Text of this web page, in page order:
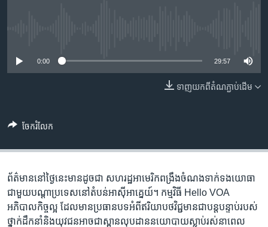
រំលង​
កាន់​
ស្វែង​
0:00 29:57
ទាញ​យក​ពី​តំណភ្ជាប់​ដើម
ចែករំលែក
ព័ត៌មាន​នៅ​ថ្ងៃនេះ​មាន​ដូចជា សហរដ្ឋ​អាមេរិក​ពង្រឹង​ចំណងទាក់ទង​យោធា​
ជាមួយ​បណ្តា​ប្រទេស​​នៅ​តំបន់​អាស៊ី​អាគ្នេយ៍។ កម្មវិធី Hello VOA
អភិបាលកិច្ចល្អ ដែល​មាន​ប្រធានបទ​អំពី​ឥរិយាបថវិជ្ជមាន​ជាបន្តបន្ទាប់​របស់
ថ្នាក់ដឹកនាំនិង​យុវជន​អាច​ជា​ស្ពាន​លុបដាន​នយោបាយ​ស្លាប់រស់​នាពេល